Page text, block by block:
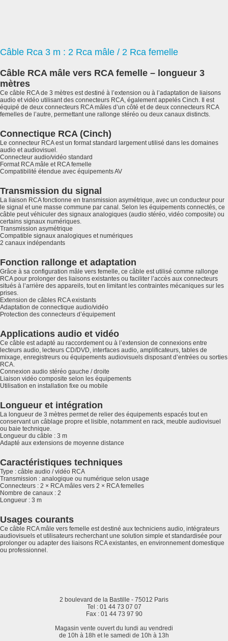
Câble Rca 3 m : 2 Rca mâle / 2 Rca femelle
Câble RCA mâle vers RCA femelle – longueur 3
mètres
Ce câble RCA de 3 mètres est destiné à l’extension ou à l’adaptation de liaisons
audio et vidéo utilisant des connecteurs RCA, également appelés Cinch. Il est
équipé de deux connecteurs RCA mâles d’un côté et de deux connecteurs RCA
femelles de l’autre, permettant une rallonge stéréo ou deux canaux distincts.
Connectique RCA (Cinch)
Le connecteur RCA est un format standard largement utilisé dans les domaines
audio et audiovisuel.
Connecteur audio/vidéo standard
Format RCA mâle et RCA femelle
Compatibilité étendue avec équipements AV
Transmission du signal
La liaison RCA fonctionne en transmission asymétrique, avec un conducteur pour
le signal et une masse commune par canal. Selon les équipements connectés, ce
câble peut véhiculer des signaux analogiques (audio stéréo, vidéo composite) ou
certains signaux numériques.
Transmission asymétrique
Compatible signaux analogiques et numériques
2 canaux indépendants
Fonction rallonge et adaptation
Grâce à sa configuration mâle vers femelle, ce câble est utilisé comme rallonge
RCA pour prolonger des liaisons existantes ou faciliter l’accès aux connecteurs
situés à l’arrière des appareils, tout en limitant les contraintes mécaniques sur les
prises.
Extension de câbles RCA existants
Adaptation de connectique audio/vidéo
Protection des connecteurs d’équipement
Applications audio et vidéo
Ce câble est adapté au raccordement ou à l’extension de connexions entre
lecteurs audio, lecteurs CD/DVD, interfaces audio, amplificateurs, tables de
mixage, enregistreurs ou équipements audiovisuels disposant d’entrées ou sorties
RCA.
Connexion audio stéréo gauche / droite
Liaison vidéo composite selon les équipements
Utilisation en installation fixe ou mobile
Longueur et intégration
La longueur de 3 mètres permet de relier des équipements espacés tout en
conservant un câblage propre et lisible, notamment en rack, meuble audiovisuel
ou baie technique.
Longueur du câble : 3 m
Adapté aux extensions de moyenne distance
Caractéristiques techniques
Type : câble audio / vidéo RCA
Transmission : analogique ou numérique selon usage
Connecteurs : 2 × RCA mâles vers 2 × RCA femelles
Nombre de canaux : 2
Longueur : 3 m
Usages courants
Ce câble RCA mâle vers femelle est destiné aux techniciens audio, intégrateurs
audiovisuels et utilisateurs recherchant une solution simple et standardisée pour
prolonger ou adapter des liaisons RCA existantes, en environnement domestique
ou professionnel.
2 boulevard de la Bastille - 75012 Paris
Tel : 01 44 73 07 07
Fax : 01 44 73 97 90
Magasin vente ouvert du lundi au vendredi
de 10h à 18h et le samedi de 10h à 13h